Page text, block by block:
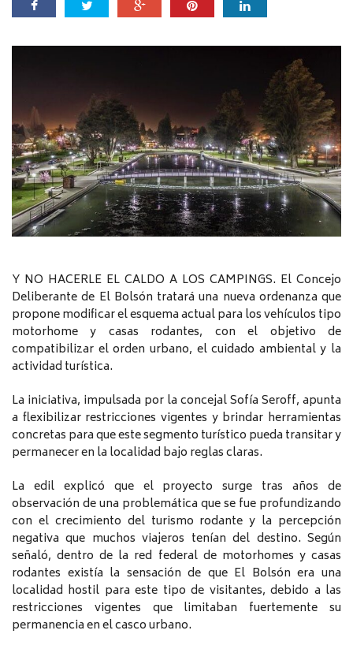
Y NO HACERLE EL CALDO A LOS CAMPINGS. El Concejo
Deliberante de El Bolsón tratará una nueva ordenanza que
propone modificar el esquema actual para los vehículos tipo
motorhome y casas rodantes, con el objetivo de
compatibilizar el orden urbano, el cuidado ambiental y la
actividad turística.
La iniciativa, impulsada por la concejal Sofía Seroff, apunta
a flexibilizar restricciones vigentes y brindar herramientas
concretas para que este segmento turístico pueda transitar y
permanecer en la localidad bajo reglas claras.
La edil explicó que el proyecto surge tras años de
observación de una problemática que se fue profundizando
con el crecimiento del turismo rodante y la percepción
negativa que muchos viajeros tenían del destino. Según
señaló, dentro de la red federal de motorhomes y casas
rodantes existía la sensación de que El Bolsón era una
localidad hostil para este tipo de visitantes, debido a las
restricciones vigentes que limitaban fuertemente su
permanencia en el casco urbano.